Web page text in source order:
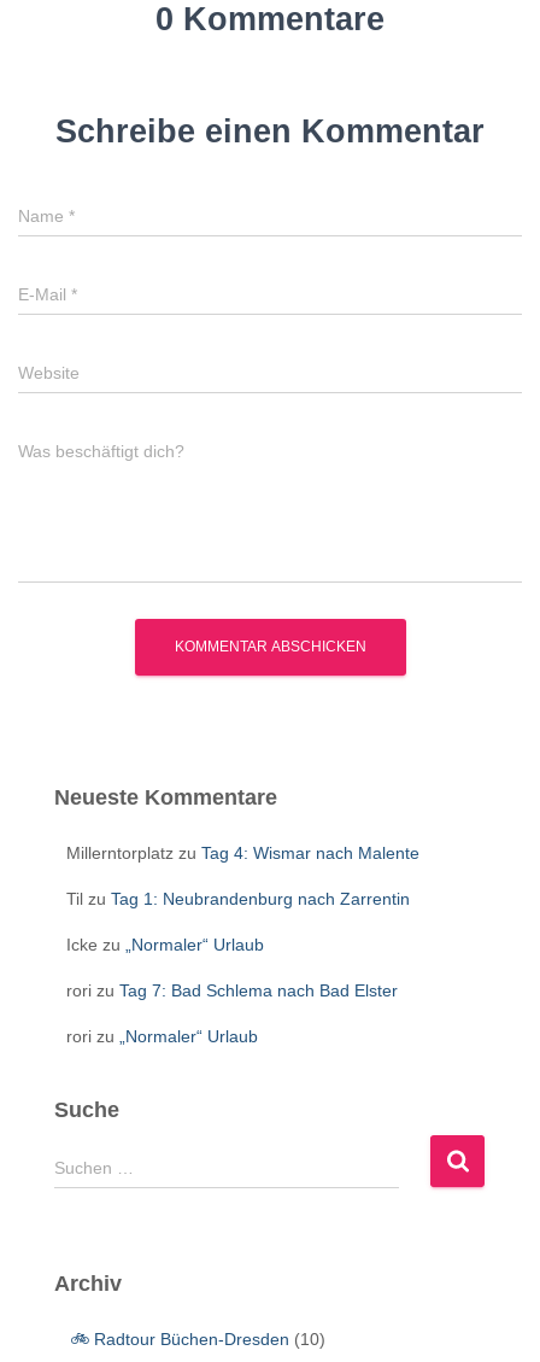
0 Kommentare
Schreibe einen Kommentar
Name *
E-Mail *
Website
Was beschäftigt dich?
Neueste Kommentare
Millerntorplatz zu Tag 4: Wismar nach Malente
Til zu Tag 1: Neubrandenburg nach Zarrentin
Icke zu „Normaler“ Urlaub
rori zu Tag 7: Bad Schlema nach Bad Elster
rori zu „Normaler“ Urlaub
Suche
S
u
n
Suchen …
Archiv
🚲 Radtour Büchen-Dresden (10)